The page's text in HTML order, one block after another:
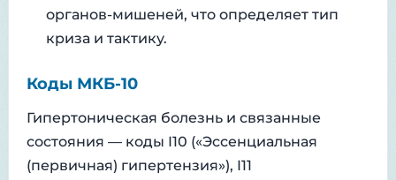
органов-мишеней, что определяет тип
криза и тактику.
Коды МКБ-10
Гипертоническая болезнь и связанные
состояния — коды I10 («Эссенциальная
(первичная) гипертензия»), I11